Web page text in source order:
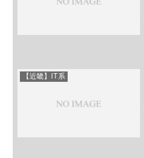
【近畿】IT系